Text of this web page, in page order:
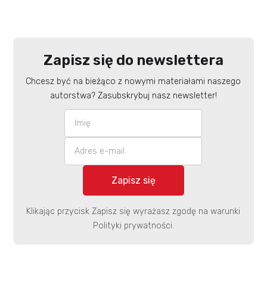
Zapisz się do newslettera
Chcesz być na bieżąco z nowymi materiałami naszego
autorstwa? Zasubskrybuj nasz newsletter!
Klikając przycisk Zapisz się wyrażasz zgodę na warunki
Polityki prywatności.